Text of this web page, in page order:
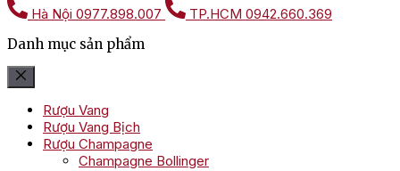
Hà Nội 0977.898.007 TP.HCM 0942.660.369
Danh mục sản phẩm
Rượu Vang
Rượu Vang Bịch
Rượu Champagne
Champagne Bollinger